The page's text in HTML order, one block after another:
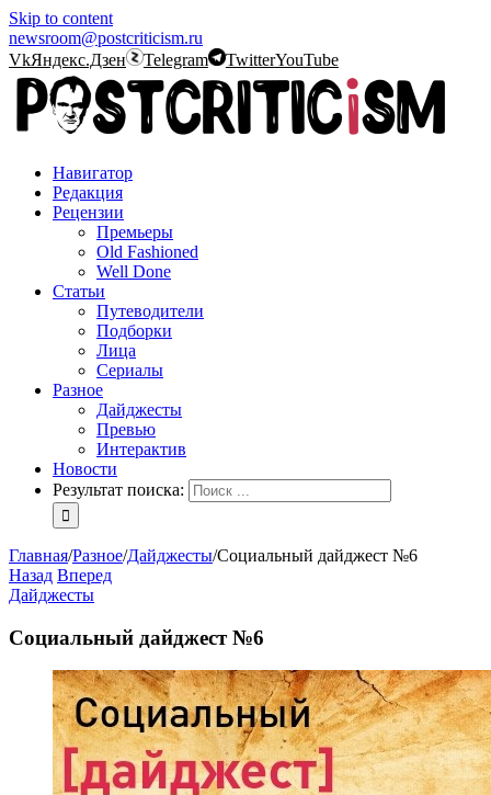
Skip to content
newsroom@postcriticism.ru
VkЯндекс.Дзен Telegram TwitterYouTube
Навигатор
Редакция
Рецензии
Премьеры
Old Fashioned
Well Done
Статьи
Путеводители
Подборки
Лица
Сериалы
Разное
Дайджесты
Превью
Интерактив
Новости
Результат поиска:
Главная/Разное/Дайджесты/Социальный дайджест №6
Назад Вперед
Дайджесты
Социальный дайджест №6